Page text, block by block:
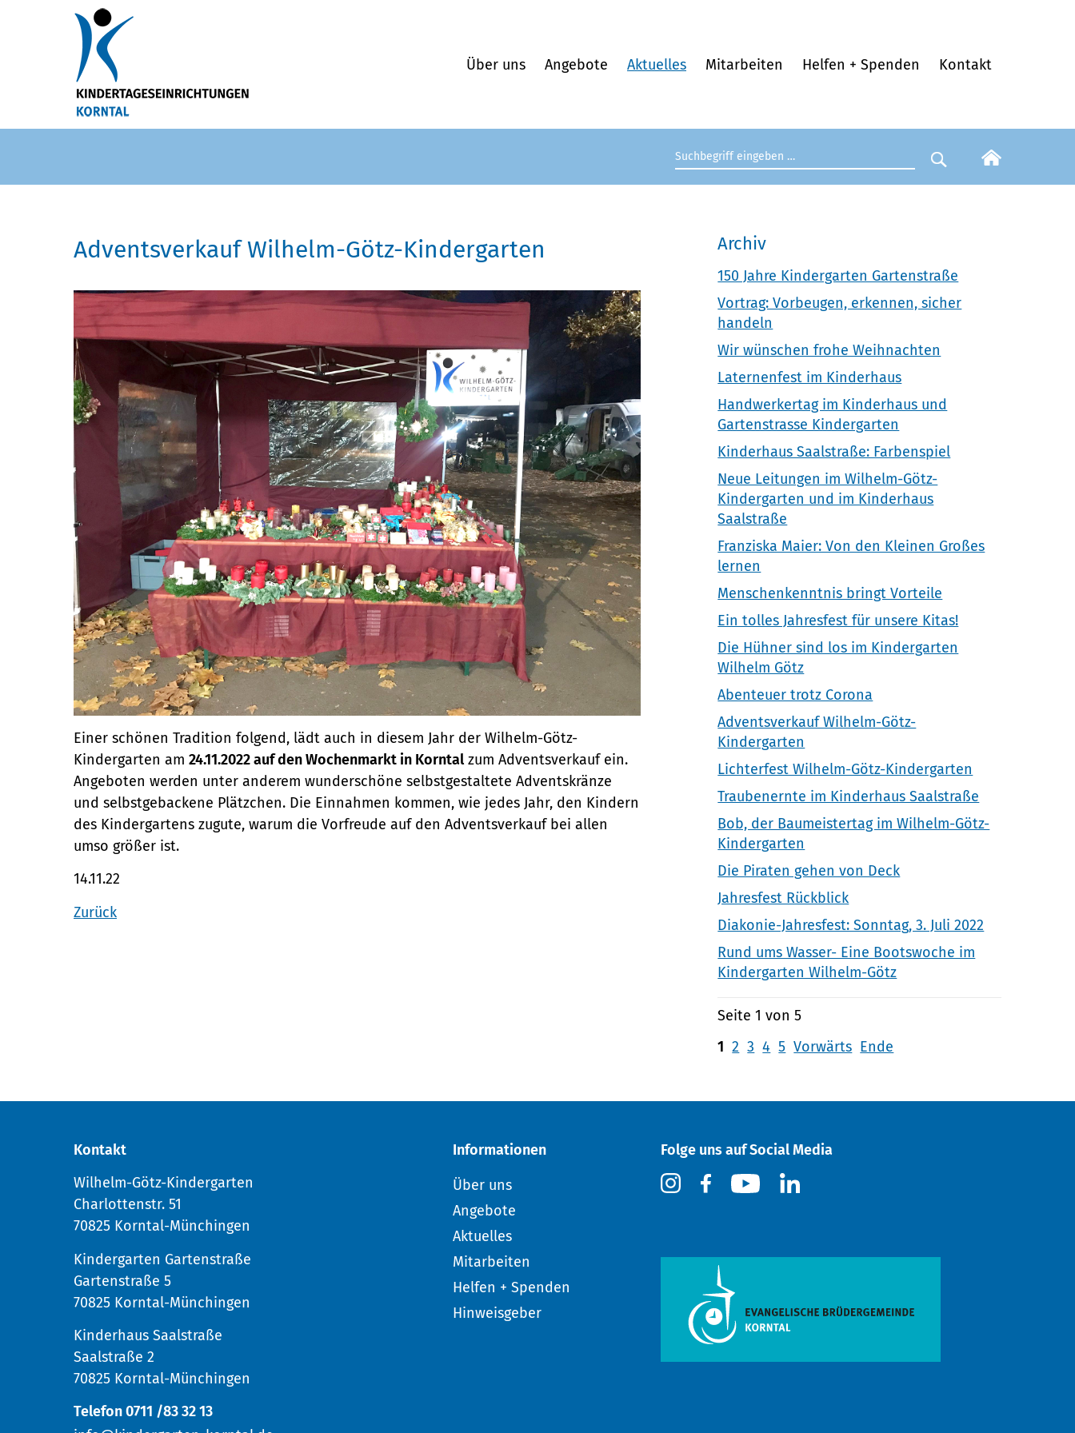
Über uns Angebote Aktuelles Mitarbeiten Helfen + Spenden Kontakt
Suchbegriff eingeben
Suche starten
Adventsverkauf Wilhelm-Götz-Kindergarten
Einer schönen Tradition folgend, lädt auch in diesem Jahr der Wilhelm-Götz-
Kindergarten am 24.11.2022 auf den Wochenmarkt in Korntalzum Adventsverkauf ein.
Angeboten werden unter anderem wunderschöne selbstgestaltete Adventskränze
und selbstgebackene Plätzchen. Die Einnahmen kommen, wie jedes Jahr, den Kindern
des Kindergartens zugute, warum die Vorfreude auf den Adventsverkauf bei allen
umso größer ist.
14.11.22
Zurück
Archiv
150 Jahre Kindergarten Gartenstraße
Vortrag: Vorbeugen, erkennen, sicher
handeln
Wir wünschen frohe Weihnachten
Laternenfest im Kinderhaus
Handwerkertag im Kinderhaus und
Gartenstrasse Kindergarten
Kinderhaus Saalstraße: Farbenspiel
Neue Leitungen im Wilhelm-Götz-
Kindergarten und im Kinderhaus
Saalstraße
Franziska Maier: Von den Kleinen Großes
lernen
Menschenkenntnis bringt Vorteile
Ein tolles Jahresfest für unsere Kitas!
Die Hühner sind los im Kindergarten
Wilhelm Götz
Abenteuer trotz Corona
Adventsverkauf Wilhelm-Götz-
Kindergarten
Lichterfest Wilhelm-Götz-Kindergarten
Traubenernte im Kinderhaus Saalstraße
Bob, der Baumeistertag im Wilhelm-Götz-
Kindergarten
Die Piraten gehen von Deck
Jahresfest Rückblick
Diakonie-Jahresfest: Sonntag, 3. Juli 2022
Rund ums Wasser- Eine Bootswoche im
Kindergarten Wilhelm-Götz
Seite 1 von 5
1 2 3 4 5 Vorwärts Ende
Kontakt
Wilhelm-Götz-Kindergarten
Charlottenstr. 51
70825 Korntal-Münchingen
Kindergarten Gartenstraße
Gartenstraße 5
70825 Korntal-Münchingen
Kinderhaus Saalstraße
Saalstraße 2
70825 Korntal-Münchingen
Telefon 0711 /83 32 13
Informationen
Über uns
Angebote
Aktuelles
Mitarbeiten
Helfen + Spenden
Hinweisgeber
Folge uns auf Social Media